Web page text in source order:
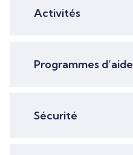
Activités
Programmes d’aide
Sécurité